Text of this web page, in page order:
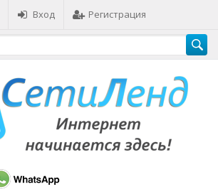
Вход Регистрация